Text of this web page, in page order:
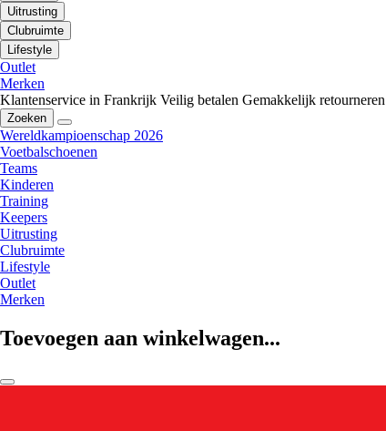
Uitrusting
Clubruimte
Lifestyle
Outlet
Merken
Klantenservice in Frankrijk Veilig betalen Gemakkelijk retourneren
Zoeken
Wereldkampioenschap 2026
Voetbalschoenen
Teams
Kinderen
Training
Keepers
Uitrusting
Clubruimte
Lifestyle
Outlet
Merken
Toevoegen aan winkelwagen...